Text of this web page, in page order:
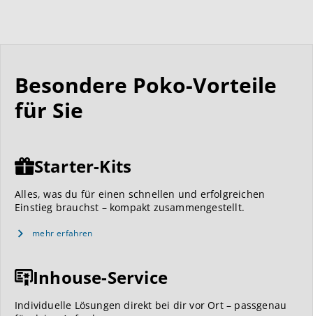
Besondere Poko-Vorteile
für Sie
Starter-Kits
Alles, was du für einen schnellen und erfolgreichen
Einstieg brauchst – kompakt zusammengestellt.
mehr erfahren
Inhouse-Service
Individuelle Lösungen direkt bei dir vor Ort – passgenau